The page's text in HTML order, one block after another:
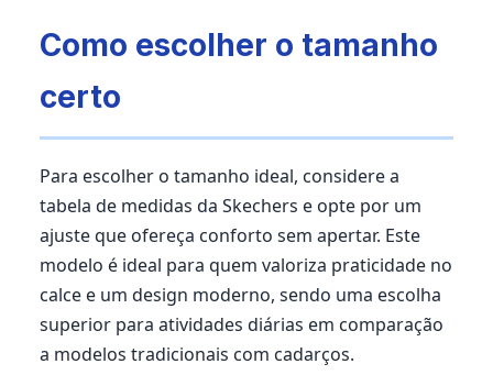
Como escolher o tamanho
certo
Para escolher o tamanho ideal, considere a
tabela de medidas da Skechers e opte por um
ajuste que ofereça conforto sem apertar. Este
modelo é ideal para quem valoriza praticidade no
calce e um design moderno, sendo uma escolha
superior para atividades diárias em comparação
a modelos tradicionais com cadarços.